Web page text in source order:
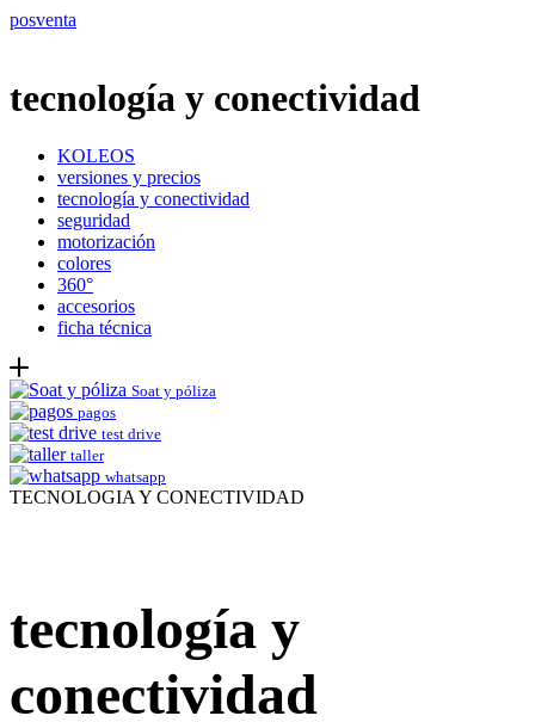
posventa
tecnología y conectividad
KOLEOS
versiones y precios
tecnología y conectividad
seguridad
motorización
colores
360°
accesorios
ficha técnica
Soat y póliza
pagos
test drive
taller
whatsapp
TECNOLOGIA Y CONECTIVIDAD
tecnología y
conectividad